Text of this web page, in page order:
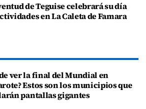
de Teguise celebrará su día
en La Caleta de Famara
ver la final del Mundial en
Estos son los municipios que
pantallas gigantes